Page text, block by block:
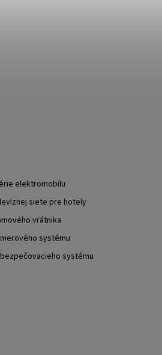
elektromobilu
siete pre hotely
vrátnika
systému
systému